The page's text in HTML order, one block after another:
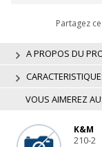
Partagez
A PROPOS DU
VOUS AIMEREZ
K&M
210-2